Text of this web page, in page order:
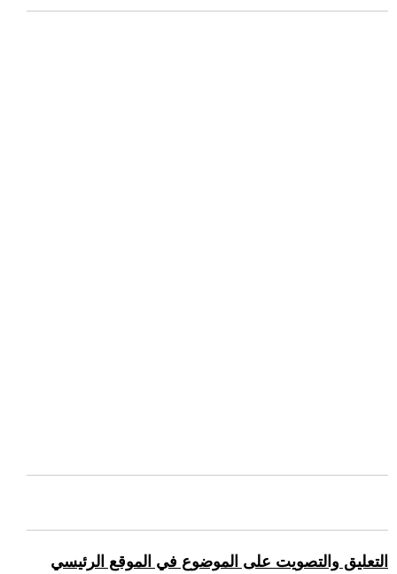
التعليق والتصويت على الموضوع في الموقع الرئيسي